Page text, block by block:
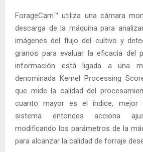
ForageCam™ utiliza una cámara
descarga de la máquina para
imágenes del flujo del cultivo y
granos para evaluar la eficacia del
información está ligada a una
denominada Kernel Processing
que mide la calidad del
cuanto mayor es el índice, mejor
sistema entonces acciona
modificando los parámetros de la
para alcanzar la calidad de forraje